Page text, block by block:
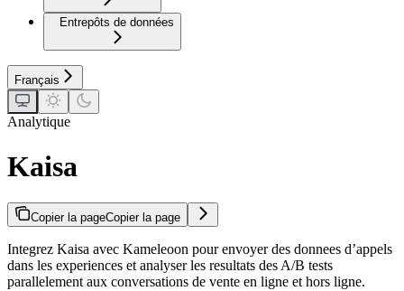
Entrepôts de données
Français
Analytique
Kaisa
Copier la pageCopier la page
Integrez Kaisa avec Kameleoon pour envoyer des donnees d’appels
dans les experiences et analyser les resultats des A/B tests
parallelement aux conversations de vente en ligne et hors ligne.